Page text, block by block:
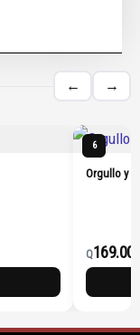
← →
6
Orgullo y
Q169.00